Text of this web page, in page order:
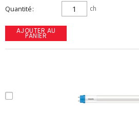
Quantité ch
AJOUTER AU
PANIER